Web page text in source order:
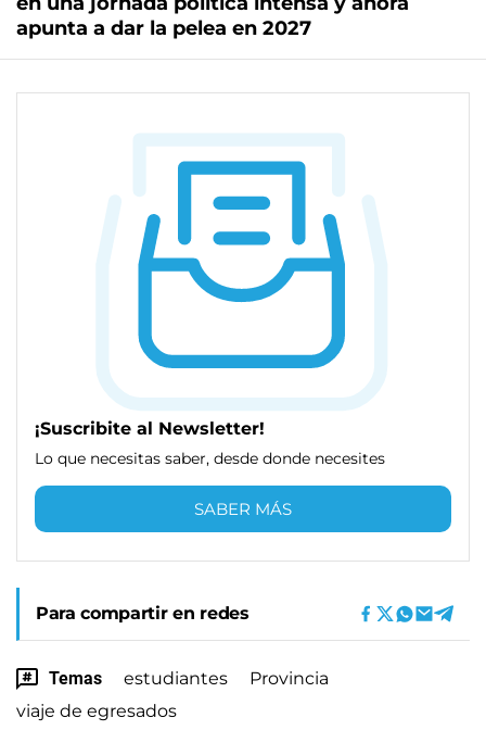
apunta a dar la pelea en 2027
¡Suscribite al Newsletter!
Lo que necesitas saber, desde donde necesites
SABER MÁS
Para compartir en redes
Temas estudiantes
Provincia
viaje de egresados